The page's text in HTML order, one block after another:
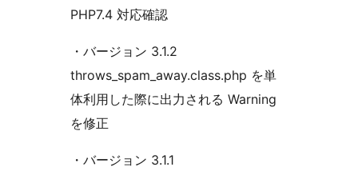
PHP7.4 対応確認
・バージョン 3.1.2
throws_spam_away.class.php を単
体利用した際に出力される Warning
を修正
・バージョン 3.1.1